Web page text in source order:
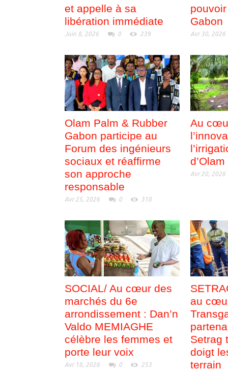
et appelle à sa
libération immédiate
Juin 8, 2026 0 239
Gabon
Avr 30, 2026
Olam Palm & Rubber
Gabon participe au
Forum des ingénieurs
sociaux et réaffirme
son approche
responsable
Avr 25, 2026 0 318
Au
Avr 20, 2026
SOCIAL/ Au cœur des
marchés du 6e
arrondissement : Dan’n
Valdo MEMIAGHE
célèbre les femmes et
porte leur voix
Avr 18, 2026 0 253
au
Setrag
doigt
terrain